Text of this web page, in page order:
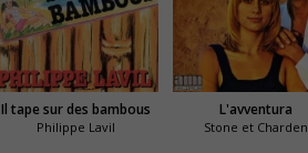
Il tape sur des bambous
Philippe Lavil
L'avventura
Stone et Charden